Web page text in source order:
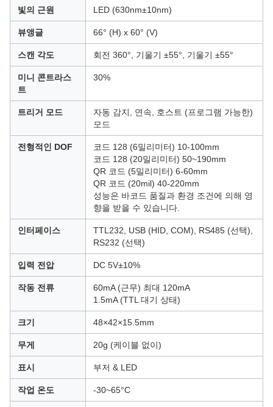
빛의 근원 LED (630nm±10nm)
뷰앵글 66° (H) x 60° (V)
스캔 각도 회전 360°, 기울기 ±55°, 기울기 ±55°
미니 콘트라스
트
30%
트리거 모드
자동 감지, 연속, 호스트 (프로그램 가능한)
모드
전형적인 DOF
코드 128 (6밀리미터) 10-100mm
코드 128 (20밀리미터) 50~190mm
QR 코드 (5밀리미터) 6-60mm
QR 코드 (20mil) 40-220mm
성능은 바코드 품질과 환경 조건에 의해 영
향을 받을 수 있습니다.
인터페이스
TTL232, USB (HID, COM), RS485 (선택),
RS232 (선택)
입력 전압 DC 5V±10%
작동 전류
60mA (근무) 최대 120mA
1.5mA (TTL 대기 상태)
크기 48×42×15.5mm
무게 20g (케이블 없이)
표시 부저 & LED
작업 온도 -30~65°C